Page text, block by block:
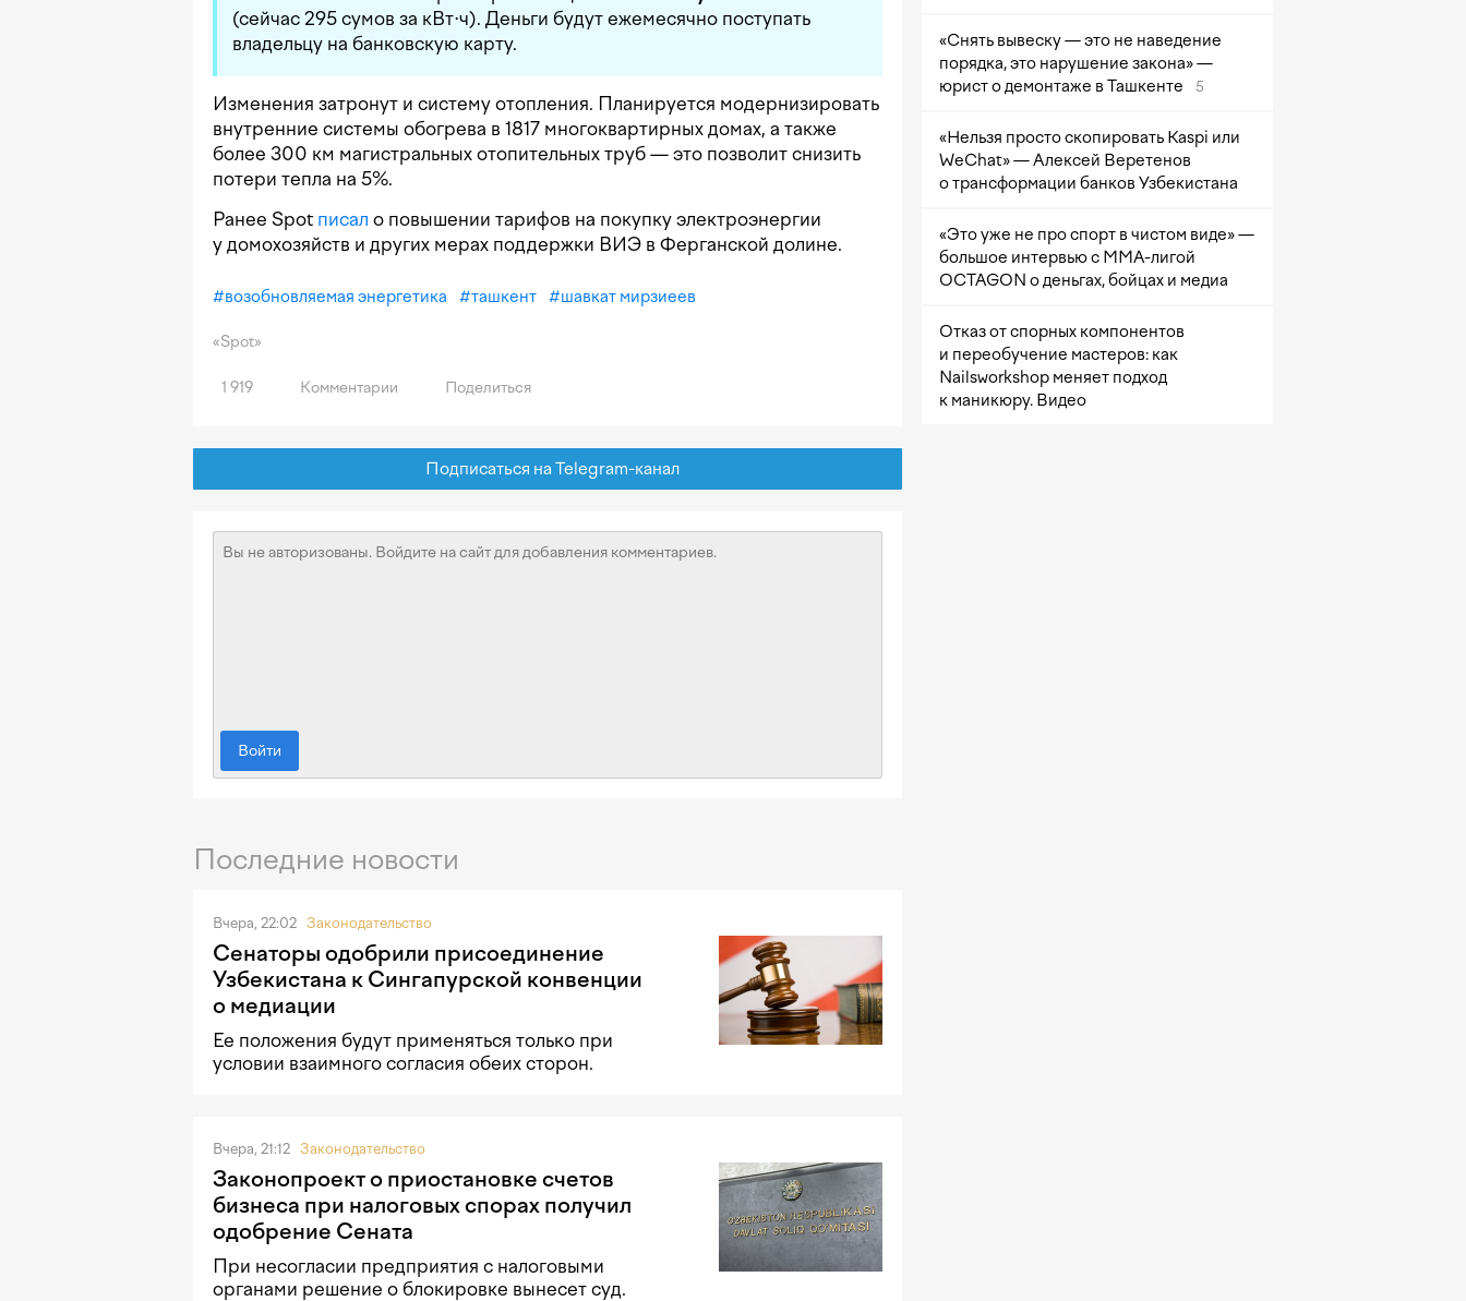
(сейчас 295 сумов за кВт⋅ч). Деньги будут ежемесячно поступать
владельцу на банковскую карту.
Изменения затронут и систему отопления. Планируется модернизировать
внутренние системы обогрева в 1817 многоквартирных домах, а также
более 300 км магистральных отопительных труб — это позволит снизить
потери тепла на 5%.
Ранее Spot писал о повышении тарифов на покупку электроэнергии
у домохозяйств и других мерах поддержки ВИЭ в Ферганской долине.
#возобновляемая энергетика #ташкент #шавкат мирзиеев
«Spot»
1 919 Комментарии Поделиться
Подписаться на Telegram-канал
Войти
Последние новости
Вчера, 22:02 Законодательство
Сенаторы одобрили присоединение
Узбекистана к Сингапурской конвенции
о медиации
Ее положения будут применяться только при
условии взаимного согласия обеих сторон.
Вчера, 21:12 Законодательство
Законопроект о приостановке счетов
бизнеса при налоговых спорах получил
одобрение Сената
При несогласии предприятия с налоговыми
органами решение о блокировке вынесет суд.
«Снять вывеску — это не наведение
порядка, это нарушение закона» —
юрист о демонтаже в Ташкенте
5
«Нельзя просто скопировать Kaspi или
WeChat» — Алексей Веретенов
о трансформации банков Узбекистана
«Это уже не про спорт в чистом виде» —
большое интервью с ММА-лигой
OCTAGON о деньгах, бойцах и медиа
Отказ от спорных компонентов
и переобучение мастеров: как
Nailsworkshop меняет подход
к маникюру. Видео